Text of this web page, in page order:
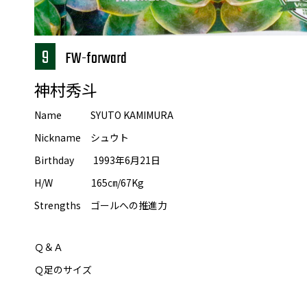
9
4FW-forward
神村秀斗
Name SYUTO KAMIMURA
Nickname シュウト
Birthday 1993年6月21日
H/W 165㎝/67Kg
Strengths ゴールへの推進力
Ｑ＆Ａ
Ｑ足のサイズ